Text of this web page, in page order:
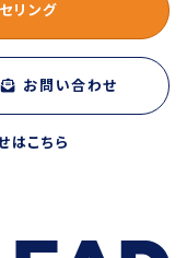
リング
お問い合わせ
はこちら